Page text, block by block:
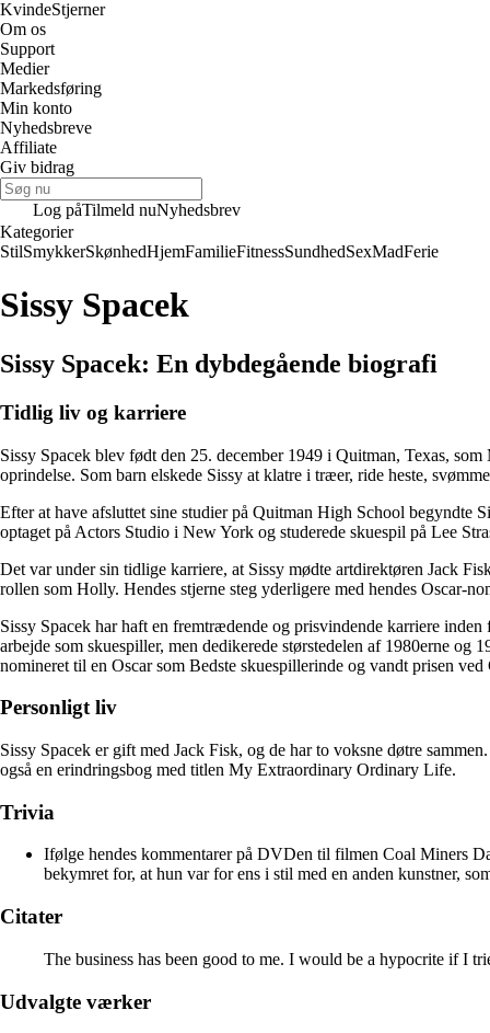
KvindeStjerner
Om os
Support
Medier
Markedsføring
Min konto
Nyhedsbreve
Affiliate
Giv bidrag
Log påTilmeld nuNyhedsbrev
Kategorier
StilSmykkerSkønhedHjemFamilieFitnessSundhedSexMadFerie
Sissy Spacek
Sissy Spacek: En dybdegående biografi
Tidlig liv og karriere
Sissy Spacek blev født den 25. december 1949 i Quitman, Texas,
oprindelse. Som barn elskede Sissy at klatre i træer, ride heste,
Efter at have afsluttet sine studier på Quitman High School
optaget på Actors Studio i New York og studerede skuespil på Lee
Det var under sin tidlige karriere, at Sissy mødte artdirektøren Jack
rollen som Holly. Hendes stjerne steg yderligere med hendes Oscar-
Sissy Spacek har haft en fremtrædende og prisvindende karriere
arbejde som skuespiller, men dedikerede størstedelen af 1980erne
nomineret til en Oscar som Bedste skuespillerinde og vandt prisen
Personligt liv
Sissy Spacek er gift med Jack Fisk, og de har to voksne døtre
også en erindringsbog med titlen My Extraordinary Ordinary Life.
Trivia
Ifølge hendes kommentarer på DVDen til filmen Coal Miners
bekymret for, at hun var for ens i stil med en anden kunstner,
Citater
The business has been good to me. I would be a hypocrite if I
Udvalgte værker